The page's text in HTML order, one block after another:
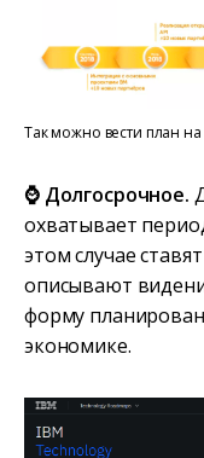
Так можно вести план
⌚ Долгосрочное.
охватывает
этом случае
описывают
форму
экономике.